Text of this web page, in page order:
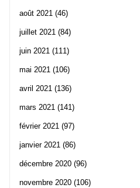
août 2021 (46)
juillet 2021 (84)
juin 2021 (111)
mai 2021 (106)
avril 2021 (136)
mars 2021 (141)
février 2021 (97)
janvier 2021 (86)
décembre 2020 (96)
novembre 2020 (106)